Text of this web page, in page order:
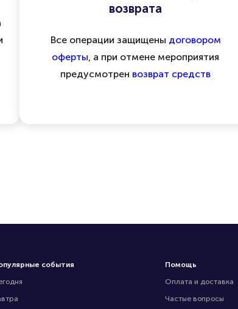
возврата
Все операции защищены договором
оферты , а при отмене мероприятия
предусмотрен возврат средств
события
Помощь
Оплата и доставка
Частые вопросы